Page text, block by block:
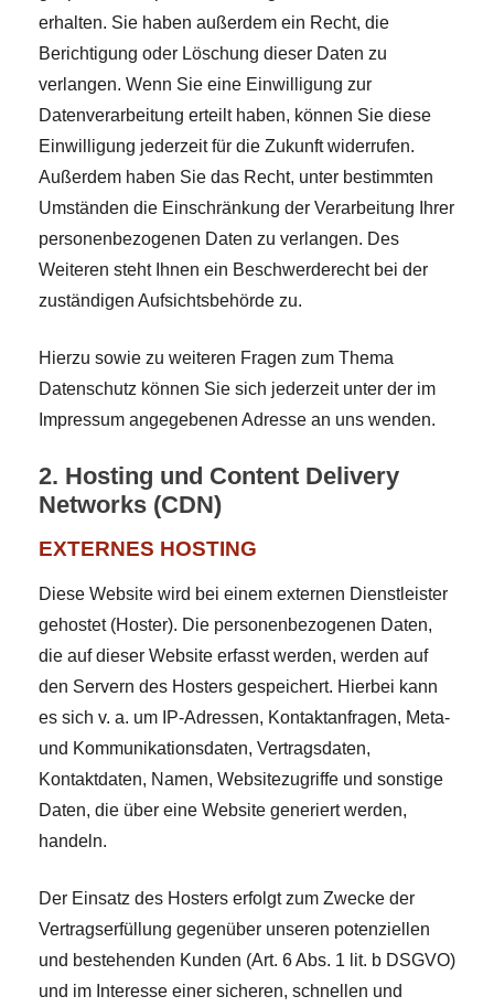
erhalten. Sie haben außerdem ein Recht, die
Berichtigung oder Löschung dieser Daten zu
verlangen. Wenn Sie eine Einwilligung zur
Datenverarbeitung erteilt haben, können Sie diese
Einwilligung jederzeit für die Zukunft widerrufen.
Außerdem haben Sie das Recht, unter bestimmten
Umständen die Einschränkung der Verarbeitung Ihrer
personenbezogenen Daten zu verlangen. Des
Weiteren steht Ihnen ein Beschwerderecht bei der
zuständigen Aufsichtsbehörde zu.
Hierzu sowie zu weiteren Fragen zum Thema
Datenschutz können Sie sich jederzeit unter der im
Impressum angegebenen Adresse an uns wenden.
2. Hosting und Content Delivery
Networks (CDN)
EXTERNES HOSTING
Diese Website wird bei einem externen Dienstleister
gehostet (Hoster). Die personenbezogenen Daten,
die auf dieser Website erfasst werden, werden auf
den Servern des Hosters gespeichert. Hierbei kann
es sich v. a. um IP-Adressen, Kontaktanfragen, Meta-
und Kommunikationsdaten, Vertragsdaten,
Kontaktdaten, Namen, Websitezugriffe und sonstige
Daten, die über eine Website generiert werden,
handeln.
Der Einsatz des Hosters erfolgt zum Zwecke der
Vertragserfüllung gegenüber unseren potenziellen
und bestehenden Kunden (Art. 6 Abs. 1 lit. b DSGVO)
und im Interesse einer sicheren, schnellen und